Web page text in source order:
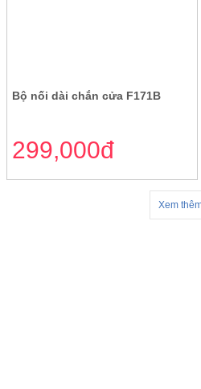
Bộ nối dài chắn cửa F171B
299,000đ
Xem